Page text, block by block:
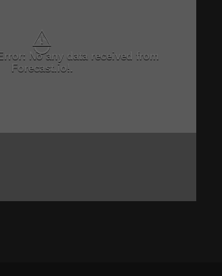
⚠
No any data received from
Forecast.io!.